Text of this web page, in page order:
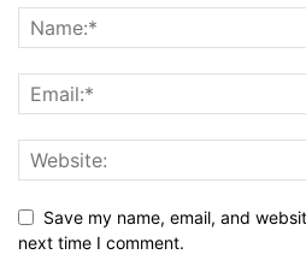
Save my name, email, and
next time I comment.